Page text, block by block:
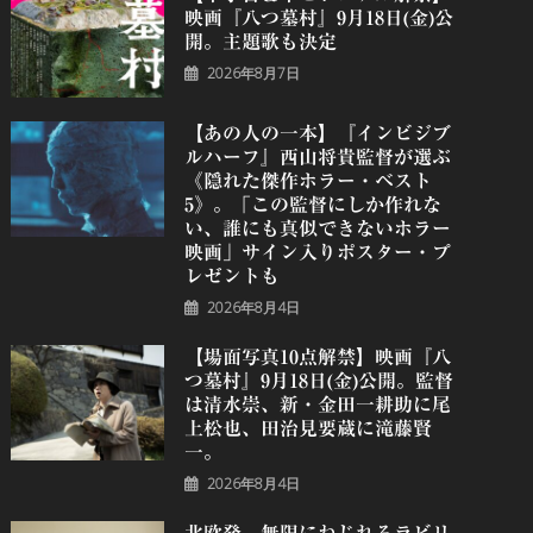
映画『八つ墓村』9月18日(金)公
開。主題歌も決定
2026年8月7日
【あの人の一本】『インビジブ
ルハーフ』⻄⼭将貴監督が選ぶ
《隠れた傑作ホラー・ベスト
5》。「この監督にしか作れな
い、誰にも真似できないホラー
映画」サイン入りポスター・プ
レゼントも
2026年8月4日
【場面写真10点解禁】映画『八
つ墓村』9月18日(金)公開。監督
は清水崇、新・金田一耕助に尾
上松也、田治見要蔵に滝藤賢
一。
2026年8月4日